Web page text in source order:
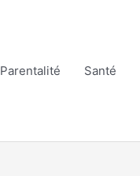
Parentalité Santé